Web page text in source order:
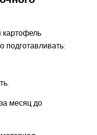
картофель
подготавливать:
месяц до